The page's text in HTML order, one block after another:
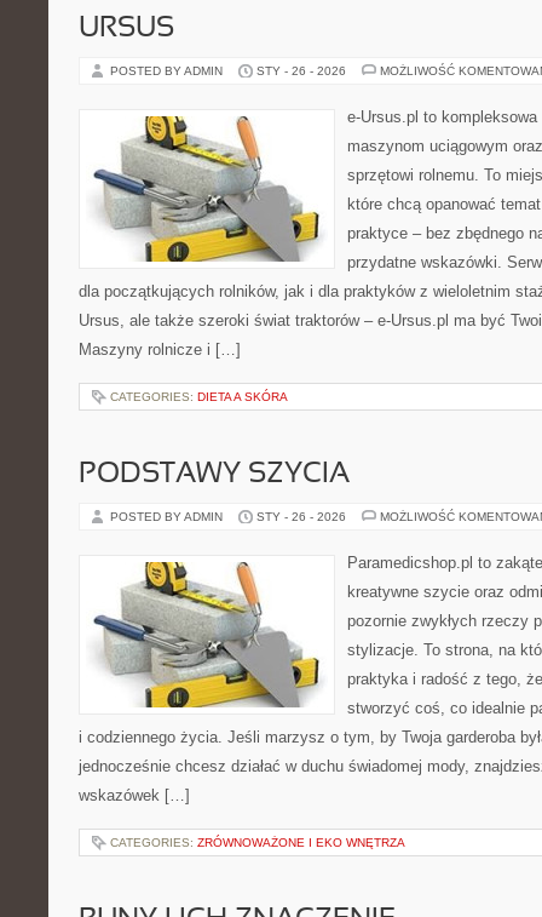
URSUS
POSTED BY ADMIN STY - 26 - 2026 MOŻLIWOŚĆ
e-Ursus.pl to
maszynom uciągowym
sprzętowi rolnemu. To
które chcą opanować
praktyce – bez zbędnego
przydatne wskazówki.
dla początkujących rolników, jak i dla praktyków z wieloletnim
Ursus, ale także szeroki świat traktorów – e-Ursus.pl ma być
Maszyny rolnicze i […]
CATEGORIES: DIETA A SKÓRA
PODSTAWY SZYCIA
POSTED BY ADMIN STY - 26 - 2026 MOŻLIWOŚĆ
Paramedicshop.pl to
kreatywne szycie oraz
pozornie zwykłych rzeczy
stylizacje. To strona, na
praktyka i radość z tego,
stworzyć coś, co idealnie
i codziennego życia. Jeśli marzysz o tym, by Twoja garderoba
jednocześnie chcesz działać w duchu świadomej mody,
wskazówek […]
CATEGORIES: ZRÓWNOWAŻONE I EKO WNĘTRZA